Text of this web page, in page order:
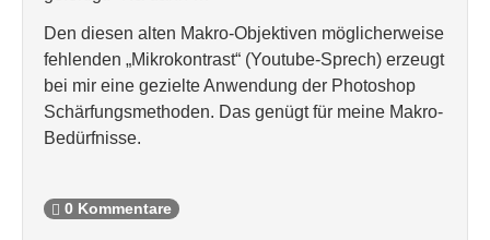
Den diesen alten Makro-Objektiven möglicherweise
fehlenden „Mikrokontrast“ (Youtube-Sprech) erzeugt
bei mir eine gezielte Anwendung der Photoshop
Schärfungsmethoden. Das genügt für meine Makro-
Bedürfnisse.
0 Kommentare